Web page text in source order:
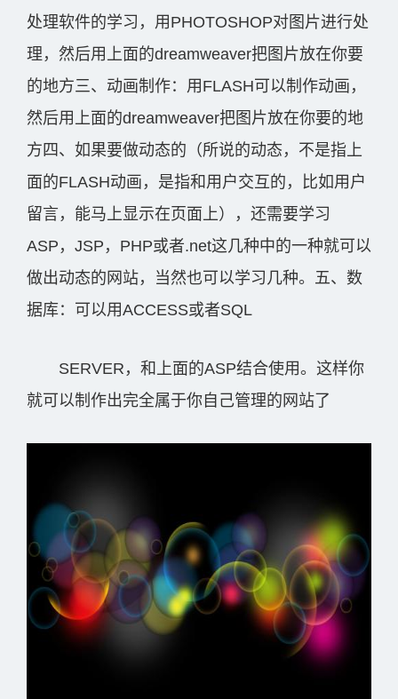
处理软件的学习，用PHOTOSHOP对图片进行处
理，然后用上面的dreamweaver把图片放在你要
的地方三、动画制作：用FLASH可以制作动画，
然后用上面的dreamweaver把图片放在你要的地
方四、如果要做动态的（所说的动态，不是指上
面的FLASH动画，是指和用户交互的，比如用户
留言，能马上显示在页面上），还需要学习
ASP，JSP，PHP或者.net这几种中的一种就可以
做出动态的网站，当然也可以学习几种。五、数
据库：可以用ACCESS或者SQL
SERVER，和上面的ASP结合使用。这样你
就可以制作出完全属于你自己管理的网站了